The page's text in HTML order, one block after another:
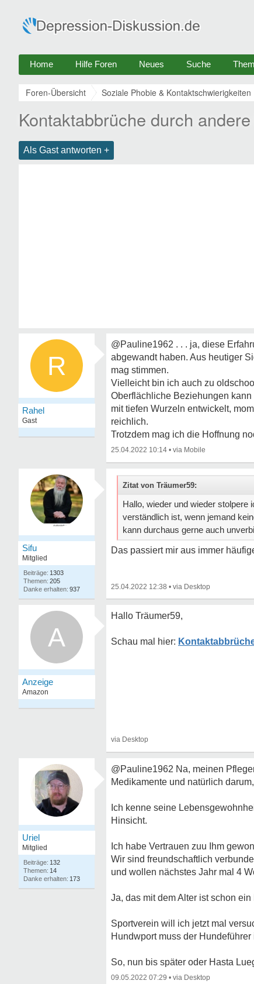
Home Hilfe Foren Neues Suche
Foren-Übersicht Soziale Phobie & Kontaktschwierigkeiten
Kontaktabbrüche durch
Als Gast antworten +
R
Rahel
Gast
@Pauline1962 . . . ja, diese
abgewandt haben. Aus heutiger
mag stimmen.
Vielleicht bin ich auch zu
Oberflächliche Beziehungen
mit tiefen Wurzeln entwickelt,
reichlich.
Trotzdem mag ich die Hoffnung
25.04.2022 10:14 •
Sifu
Mitglied
1303
205
937
Zitat von Träumer59:
Hallo, wieder und wieder stolpere
verständlich ist, wenn jemand
kann durchaus gerne auch
Das passiert mir aus immer
25.04.2022 12:38 •
A
Hallo Träumer59,
Uriel
Mitglied
132
14
173
@Pauline1962 Na, meinen
Medikamente und natürlich
Ich kenne seine
Hinsicht.
Ich habe Vertrauen zuu Ihm
Wir sind freundschaftlich
und wollen nächstes Jahr mal 4
Ja, das mit dem Alter ist schon
Sportverein will ich jetzt mal
Hundwport muss der
So, nun bis später oder Hasta
09.05.2022 07:29 •